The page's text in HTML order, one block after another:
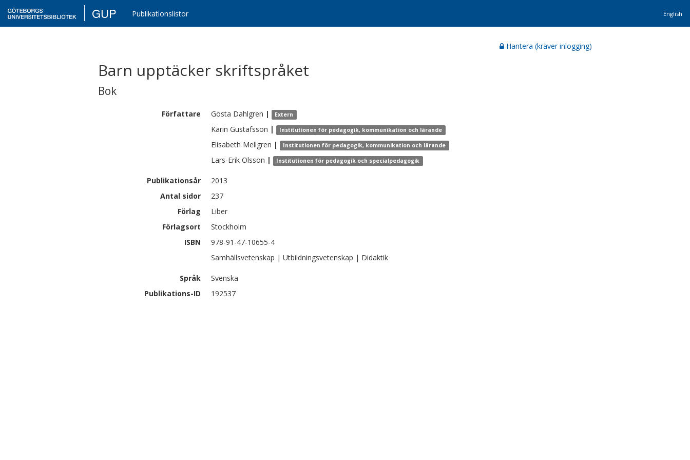
GUP Publikationslistor English
Hantera (kräver inlogging)
Barn upptäcker skriftspråket
Bok
Författare Gösta Dahlgren | Extern
Karin Gustafsson | Institutionen för pedagogik, kommunikation och lärande
Elisabeth Mellgren | Institutionen för pedagogik, kommunikation och lärande
Lars-Erik Olsson | Institutionen för pedagogik och specialpedagogik
Publikationsår
2013
Antal sidor
237
Förlag
Liber
Förlagsort
Stockholm
ISBN
978-91-47-10655-4
Samhällsvetenskap | Utbildningsvetenskap | Didaktik
Språk
Svenska
Publikations-ID
192537